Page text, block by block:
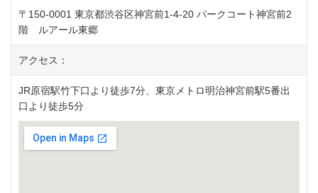
〒150-0001 東京都渋谷区神宮前1-4-20 パークコート神宮前2
階 ルアール東郷
アクセス：
JR原宿駅竹下口より徒歩7分、東京メトロ明治神宮前駅5番出
口より徒歩5分